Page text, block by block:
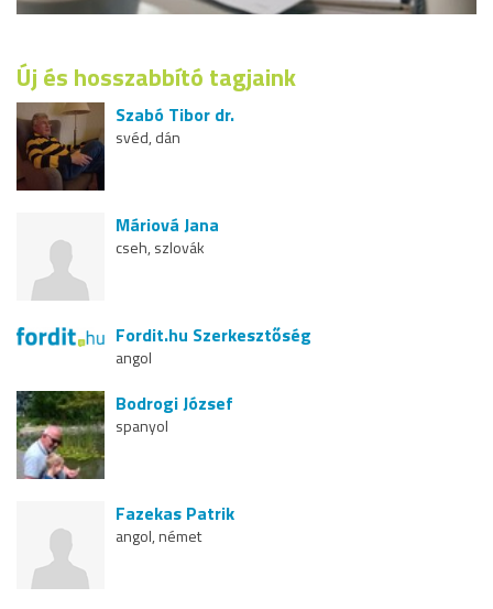
Új és hosszabbító tagjaink
Szabó Tibor dr.
svéd, dán
Máriová Jana
cseh, szlovák
Fordit.hu Szerkesztőség
angol
Bodrogi József
spanyol
Fazekas Patrik
angol, német